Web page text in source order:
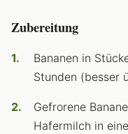
Zubereitung
Bananen in
Stunden (besser
Gefrorene
Hafermilch in